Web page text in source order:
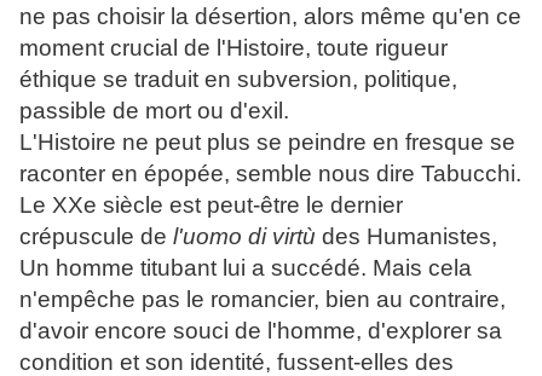
ne pas choisir la désertion, alors même qu'en ce
moment crucial de l'Histoire, toute rigueur
éthique se traduit en subversion, politique,
passible de mort ou d'exil.
L'Histoire ne peut plus se peindre en fresque se
raconter en épopée, semble nous dire Tabucchi.
Le XXe siècle est peut-être le dernier
crépuscule de l'uomo di virtù des Humanistes,
Un homme titubant lui a succédé. Mais cela
n'empêche pas le romancier, bien au contraire,
d'avoir encore souci de l'homme, d'explorer sa
condition et son identité, fussent-elles des